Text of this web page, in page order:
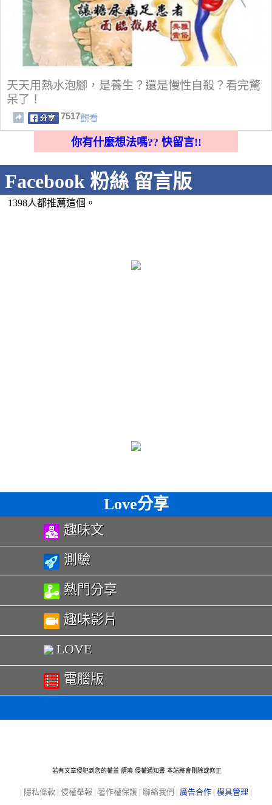
天天用熱水泡腳，是養生？還是慢性自殺？看完驚
呆了！
7517觀看
你有什麼想法嗎?? 快留言!!
Facebook 粉絲 留言版
1398人都推薦這個。
Love分享
趣味文
測驗
熱門分享
趣味影片
LOVE
電腦版
若有文章侵犯到您的權益 請瑱 侵權通知書 本站將會刪除或修正
| 隱私條款 | 侵權舉報 | 著作權保護 | 聯絡我們 | 廣告合作 | 模具管理 |